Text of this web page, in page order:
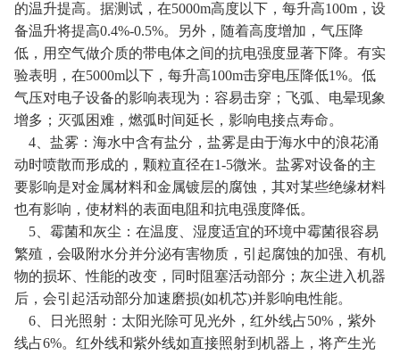
的温升提高。据测试，在5000m高度以下，每升高100m，设
备温升将提高0.4%-0.5%。另外，随着高度增加，气压降
低，用空气做介质的带电体之间的抗电强度显著下降。有实
验表明，在5000m以下，每升高100m击穿电压降低1%。低
气压对电子设备的影响表现为：容易击穿；飞弧、电晕现象
增多；灭弧困难，燃弧时间延长，影响电接点寿命。
4、盐雾：海水中含有盐分，盐雾是由于海水中的浪花涌
动时喷散而形成的，颗粒直径在1-5微米。盐雾对设备的主
要影响是对金属材料和金属镀层的腐蚀，其对某些绝缘材料
也有影响，使材料的表面电阻和抗电强度降低。
5、霉菌和灰尘：在温度、湿度适宜的环境中霉菌很容易
繁殖，会吸附水分并分泌有害物质，引起腐蚀的加强、有机
物的损坏、性能的改变，同时阻塞活动部分；灰尘进入机器
后，会引起活动部分加速磨损(如机芯)并影响电性能。
6、日光照射：太阳光除可见光外，红外线占50%，紫外
线占6%。红外线和紫外线如直接照射到机器上，将产生光